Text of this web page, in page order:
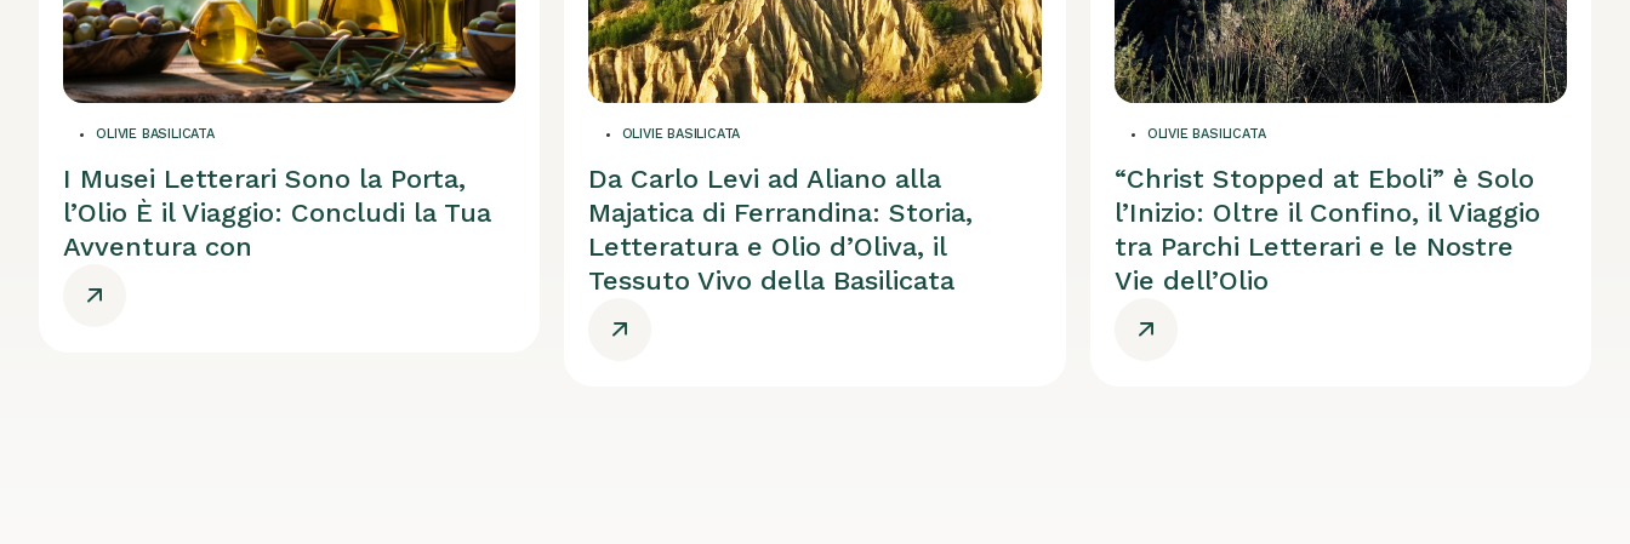
OLIVIE BASILICATA
I Musei Letterari Sono la Porta,
l’Olio È il Viaggio: Concludi la Tua
Avventura con
OLIVIE BASILICATA
Da Carlo Levi ad Aliano alla
Majatica di Ferrandina: Storia,
Letteratura e Olio d’Oliva, il
Tessuto Vivo della Basilicata
OLIVIE BASILICATA
“Christ Stopped at Eboli” è Solo
l’Inizio: Oltre il Confino, il Viaggio
tra Parchi Letterari e le Nostre
Vie dell’Olio